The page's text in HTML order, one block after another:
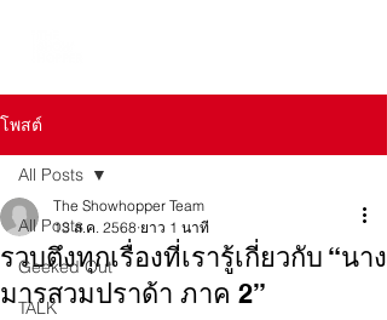
โพสต์
All Posts
Geeked Out
TALK
All Posts
รวบตึงทุกเรื่องที่เรารู้เกี่ยวกับ “นาง
มารสวมปราด้า ภาค 2”
The Showhopper Team
13 ส.ค. 2568 ยาว 1 นาที